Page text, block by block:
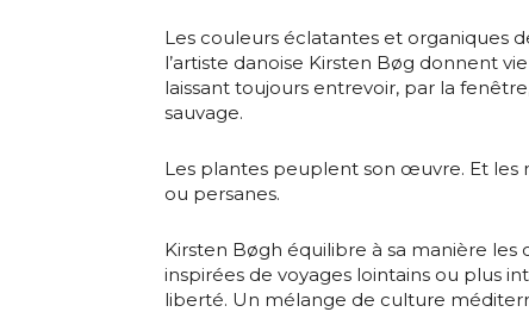
J'accepte
Statut /
J'accepte
* Champ
Les couleurs éclatantes et organiques
l’artiste danoise Kirsten Bøg donnent
laissant toujours entrevoir, par la
sauvage.
Les plantes peuplent son œuvre. Et les
ou persanes.
Kirsten Bøgh équilibre à sa manière les
inspirées de voyages lointains ou plus
liberté. Un mélange de culture